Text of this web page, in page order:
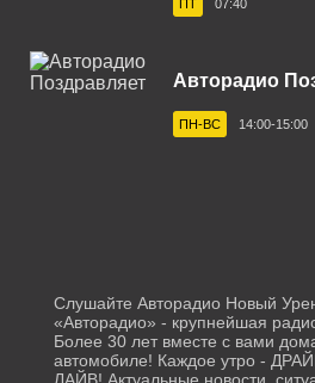
Биробиджан 106.4 FM
Благовещенск 87.7 FM
Бологое 106.4 FM
Бугульма 105.9 FM
Буденновск 106.0 FM
ПТ 07:40
Авторадио
ПН-ВС 14:00-15:00
Слушайте Авторадио Новый
«Авторадио» - крупнейшая
Более 30 лет вместе с вами
автомобиле! Каждое утро -